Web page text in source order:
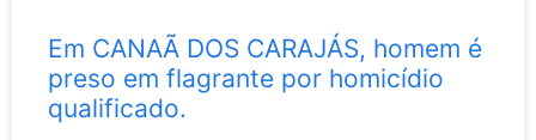
Em CANAÃ DOS CARAJÁS, homem é
preso em flagrante por homicídio
qualificado.